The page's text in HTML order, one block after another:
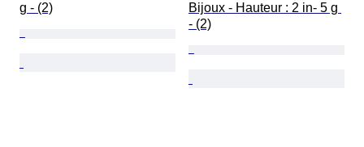
g - (2)
Bijoux - Hauteur : 2 in- 5 g
- (2)